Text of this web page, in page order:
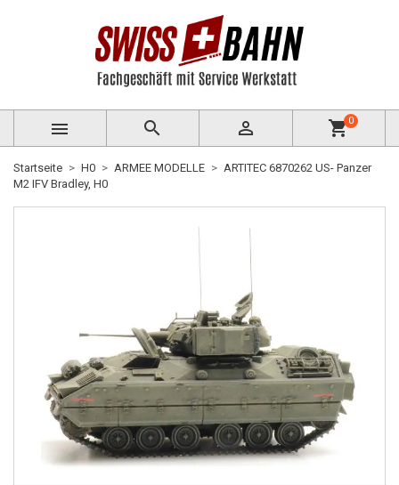
   shopping_cart0
Startseite H0 ARMEE MODELLE
ARTITEC 6870262 US- Panzer
M2 IFV Bradley, H0